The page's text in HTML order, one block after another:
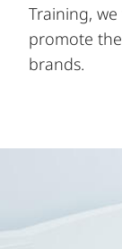
Training,
promote
brands.